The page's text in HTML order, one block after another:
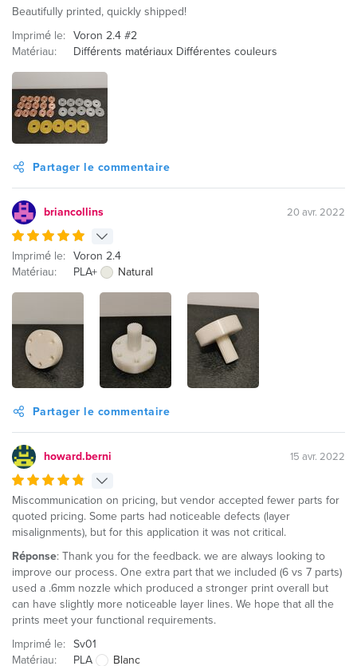
Beautifully printed, quickly shipped!
Imprimé le: Voron 2.4 #2
Matériau:
Différents matériaux Différentes couleurs
Partager le commentaire
briancollins 20 avr. 2022
Imprimé le: Voron 2.4
Matériau:
PLA+ Natural
Partager le commentaire
howard.berni 15 avr. 2022
Miscommunication on pricing, but vendor accepted fewer parts for
quoted pricing. Some parts had noticeable defects (layer
misalignments), but for this application it was not critical.
Réponse: Thank you for the feedback. we are always looking to
improve our process. One extra part that we included (6 vs 7 parts)
used a .6mm nozzle which produced a stronger print overall but
can have slightly more noticeable layer lines. We hope that all the
prints meet your functional requirements.
Imprimé le: Sv01
Matériau:
PLA Blanc